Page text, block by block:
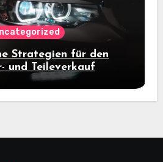
Strategien für den
und Teileverkauf